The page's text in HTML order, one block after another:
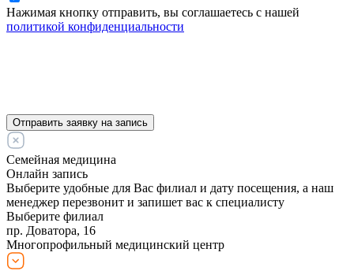
Нажимая кнопку отправить, вы соглашаетесь с нашей
политикой конфиденциальности
Отправить заявку на запись
Семейная медицина
Онлайн запись
Выберите удобные для Вас филиал и дату посещения, а наш
менеджер перезвонит и запишет вас к специалисту
Выберите филиал
пр. Доватора, 16
Многопрофильный медицинский центр